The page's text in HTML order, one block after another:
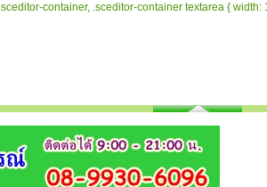
container, .sceditor-container textarea {